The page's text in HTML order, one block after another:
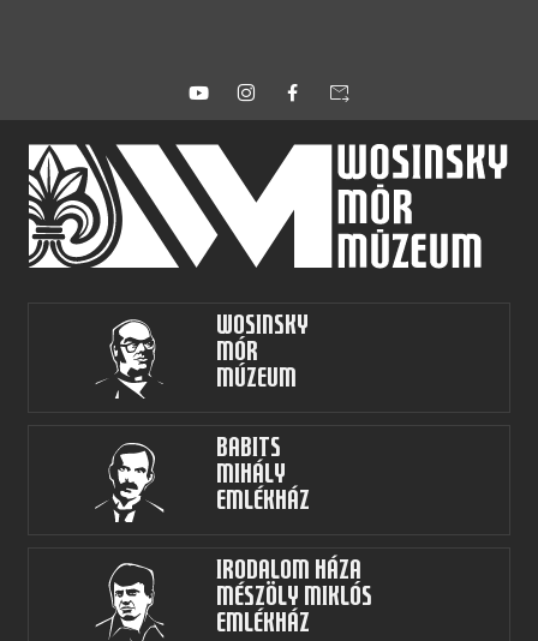
forward_to_inbox
Wosinsky
Mór
Múzeum
Babits
Mihály
Emlékház
Irodalom Háza
Mészöly Miklós
Emlékház